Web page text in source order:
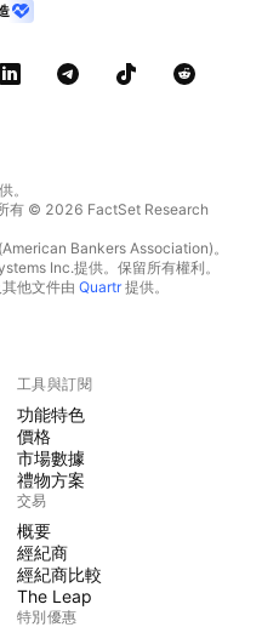
。
有 © 2026 FactSet Research
Bankers Association)。
Inc.提供。保留所有權利。
他文件由 Quartr提供。
工具與訂閱
功能特色
價格
市場數據
禮物方案
交易
概要
經紀商
經紀商比較
The Leap
特別優惠